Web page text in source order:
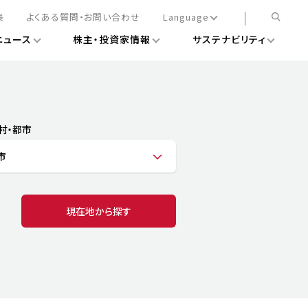
トカバレッジ
について
ネジメント
ィナビリティデータ
よくある質問・お問い合わせ
Language
日本語
ュース 株主・投資家情報 サステナビリティ
・都市
現在地から探す